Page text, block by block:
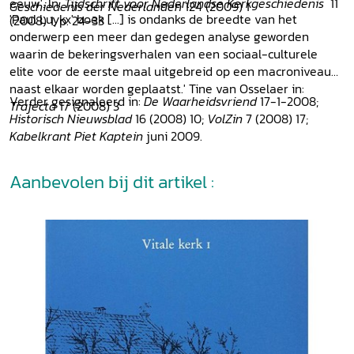
(2008) 1, p. 24-33
Geschiedenis der Nederlanden124 (2009) 1
'Paul Luykx' boek [...] is ondanks de breedte van het
onderwerp een meer dan gedegen analyse geworden
waarin de bekeringsverhalen van een sociaal-culturele
elite voor de eerste maal uitgebreid op een macroniveau
naast elkaar worden geplaatst.' Tine van Osselaer in:
Trajecta17 (2008) 3
Verder gesignaleerd in:De Waarheidsvriend17-1-2008;
HistorischNieuwsblad16 (2008) 10; VolZin7 (2008) 17;
Kabelkrant Piet Kaptein juni 2009.
Aanbevolen bij dit artikel :